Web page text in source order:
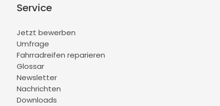
Service
Jetzt bewerben
Umfrage
Fahrradreifen reparieren
Glossar
Newsletter
Nachrichten
Downloads